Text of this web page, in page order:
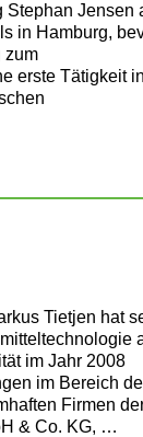
Jensen
in Hamburg,
zum
erste Tätigkeit
Tietjen hat
im Jahr 2008
im Bereich
Firmen
& Co. KG, …